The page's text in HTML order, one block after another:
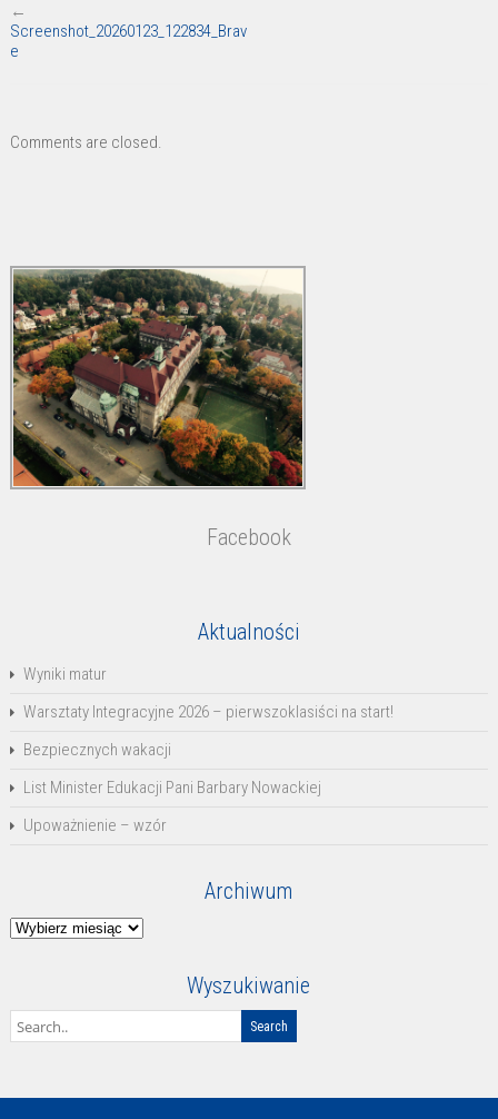
←
Screenshot_20260123_122834_Brav
e
Comments are closed.
Facebook
Aktualności
Wyniki matur
Warsztaty Integracyjne 2026 – pierwszoklasiści na start!
Bezpiecznych wakacji
List Minister Edukacji Pani Barbary Nowackiej
Upoważnienie – wzór
Archiwum
Archiwum
Wyszukiwanie